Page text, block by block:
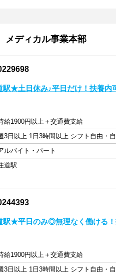
ディカル事業本部
駅★土日休み♪平日だけ！扶養
給1900円以上＋交通費支給
3日以上 1日3時間以上 シフト自由・
ルバイト・パート
道駅
駅★平日のみ◎無理なく働ける
給1900円以上＋交通費支給
3日以上 1日3時間以上 シフト自由・